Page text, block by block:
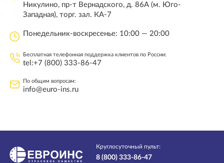
Никулино, пр-т Вернадского, д. 86А (м. Юго-
Западная), торг. зал. КА-7
Понедельник-воскресенье: 10:00 — 20:00
Бесплатная телефонная поддержка клиентов по России:
tel:+7 (800) 333-86-47
По общим вопросам:
info@euro-ins.ru
Круглосуточный пульт:
8 (800) 333-86-47